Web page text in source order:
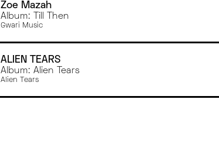
Zoe Mazah
Album: Till Then
Gwari Music
ALIEN TEARS
Album: Alien Tears
Alien Tears